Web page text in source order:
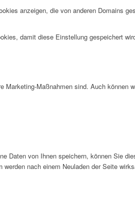
anzeigen, die von anderen Domains
damit diese Einstellung gespeichert
Marketing-Maßnahmen sind. Auch können
Daten von Ihnen speichern, können Sie
nach einem Neuladen der Seite